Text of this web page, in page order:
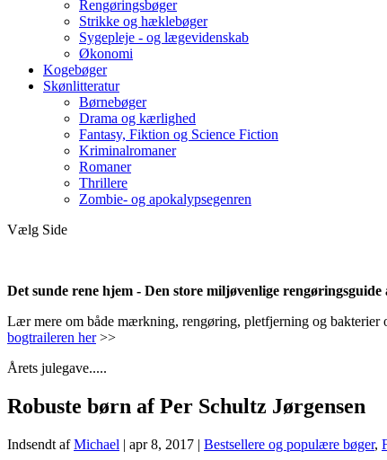
Rengøringsbøger
Strikke og hæklebøger
Sygepleje - og lægevidenskab
Økonomi
Kogebøger
Skønlitteratur
Børnebøger
Drama og kærlighed
Fantasy, Fiktion og Science Fiction
Kriminalromaner
Romaner
Thrillere
Zombie- og apokalypsegenren
Vælg Side
Det sunde rene hjem - Den store miljøvenlige rengøringsguide
Lær mere om både mærkning, rengøring, pletfjerning og
bogtraileren her>>
Årets julegave.....
Robuste børn af Per Schultz Jørgensen
Indsendt afMichael | apr 8, 2017 | Bestsellere og populære bøger,